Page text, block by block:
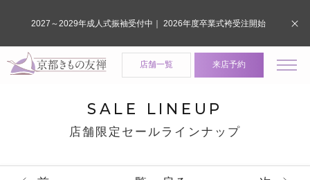
店舗一覧 来店予約
SALE LINEUP
店舗限定セールラインナップ
2027～2029年成人式振袖受付中｜ 2026年度卒業式袴受注開始